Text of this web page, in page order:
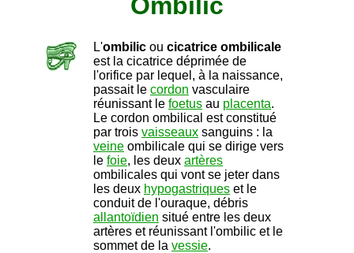
L'ombilic ou cicatrice ombilicale
est la cicatrice déprimée de
l'orifice par lequel, à la naissance,
passait le cordon vasculaire
réunissant le foetus au placenta.
Le cordon ombilical est constitué
par trois vaisseaux sanguins : la
veine ombilicale qui se dirige vers
le foie, les deux artères
ombilicales qui vont se jeter dans
les deux hypogastriques et le
conduit de l'ouraque, débris
allantoïdien situé entre les deux
artères et réunissant l'ombilic et le
sommet de la vessie.